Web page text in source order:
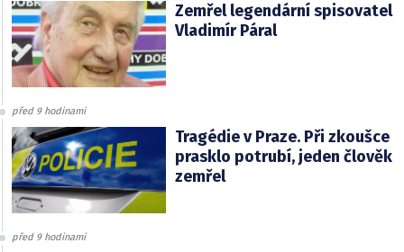
Zemřel legendární spisovatel
Vladimír Páral
před 9 hodinami
Tragédie v Praze. Při zkoušce
prasklo potrubí, jeden člověk
zemřel
před 9 hodinami